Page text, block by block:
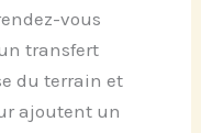
vous
transfert
du terrain et
ajoutent un